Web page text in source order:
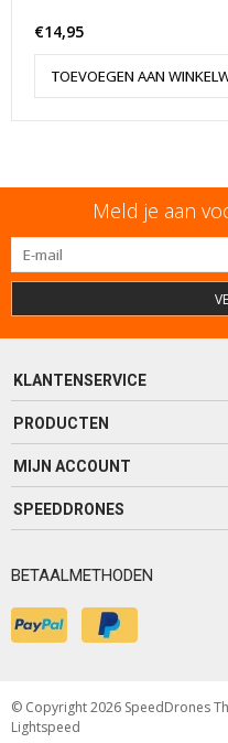
€14,95
TOEVOEGEN AAN
Meld je aan
KLANTENSERVICE
PRODUCTEN
MIJN ACCOUNT
SPEEDDRONES
BETAALMETHODEN
© Copyright 2026 SpeedDrones
Lightspeed